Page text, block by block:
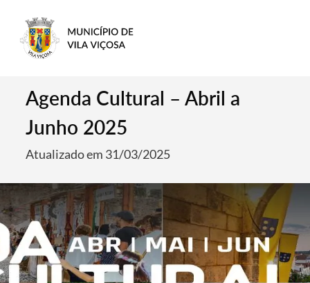
Agenda Cultural – Abril a
Junho 2025
Atualizado em 31/03/2025